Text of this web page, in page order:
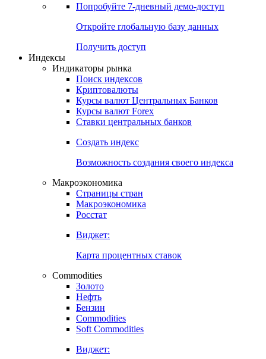
Попробуйте 7-дневный демо-доступ
Откройте глобальную базу данных
Получить доступ
Индексы
Индикаторы рынка
Поиск индексов
Криптовалюты
Курсы валют Центральных Банков
Курсы валют Forex
Ставки центральных банков
Создать индекс
Возможность создания своего индекса
Макроэкономика
Страницы стран
Макроэкономика
Росстат
Виджет:
Карта процентных ставок
Commodities
Золото
Нефть
Бензин
Commodities
Soft Commodities
Виджет: